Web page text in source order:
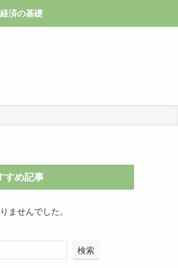
済の基礎
すめ記事
ませんでした。
検索